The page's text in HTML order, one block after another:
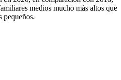
medios mucho más altos que
pequeños.